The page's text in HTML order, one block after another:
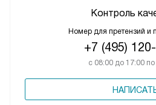
Контроль
Номер для претензий и
+7 (495)
с 08:00 до 17:00